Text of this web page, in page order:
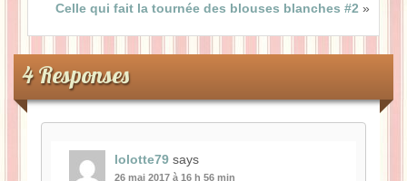
Celle qui fait la tournée des blouses blanches #2 »
4 Responses
lolotte79 says
26 mai 2017 à 16 h 56 min